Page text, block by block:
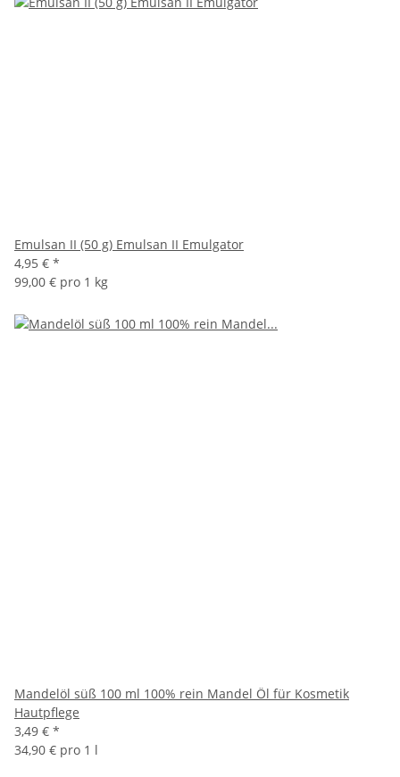
Emulsan II (50 g) Emulsan II Emulgator
4,95 € *
99,00 € pro 1 kg
Mandelöl süß 100 ml 100% rein Mandel Öl für Kosmetik
Hautpflege
3,49 € *
34,90 € pro 1 l